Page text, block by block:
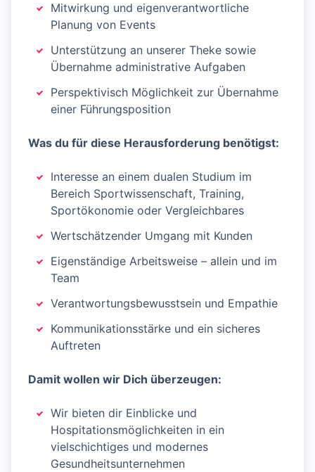
Mitwirkung und eigenverantwortliche
Planung von Events
Unterstützung an unserer Theke sowie
Übernahme administrative Aufgaben
Perspektivisch Möglichkeit zur Übernahme
einer Führungsposition
Was du für diese Herausforderung benötigst:
Interesse an einem dualen Studium im
Bereich Sportwissenschaft, Training,
Sportökonomie oder Vergleichbares
Wertschätzender Umgang mit Kunden
Eigenständige Arbeitsweise – allein und im
Team
Verantwortungsbewusstsein und Empathie
Kommunikationsstärke und ein sicheres
Auftreten
Damit wollen wir Dich überzeugen:
Wir bieten dir Einblicke und
Hospitationsmöglichkeiten in ein
vielschichtiges und modernes
Gesundheitsunternehmen